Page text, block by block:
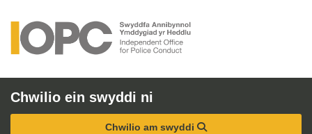
Chwilio ein swyddi ni
Chwilio am swyddi